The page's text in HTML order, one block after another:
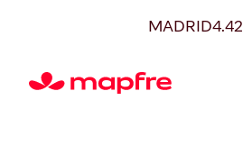
MADRID